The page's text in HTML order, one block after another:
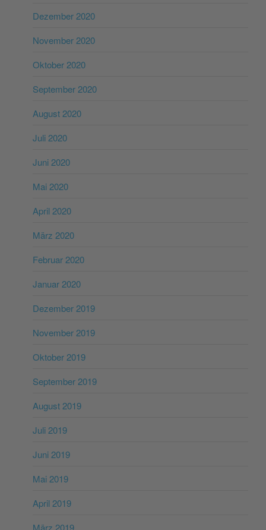
Dezember 2020
November 2020
Oktober 2020
September 2020
August 2020
Juli 2020
Juni 2020
Mai 2020
April 2020
März 2020
Februar 2020
Januar 2020
Dezember 2019
November 2019
Oktober 2019
September 2019
August 2019
Juli 2019
Juni 2019
Mai 2019
April 2019
März 2019